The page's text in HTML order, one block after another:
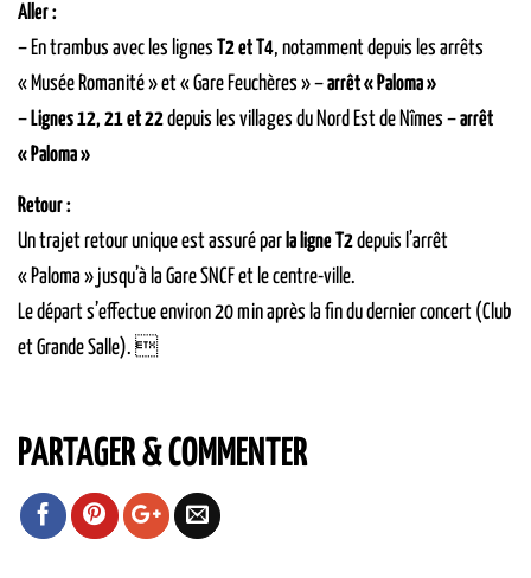
Aller :
– En trambus avec les lignes T2 et T4, notamment depuis les arrêts
« Musée Romanité » et « Gare Feuchères » –arrêt « Paloma »
– Lignes 12, 21 et 22depuis les villages du Nord Est de Nîmes –arrêt
« Paloma »
Retour :
Un trajet retour unique est assuré par la ligne T2depuis l’arrêt
« Paloma » jusqu’à la Gare SNCF et le centre-ville.
Le départ s’effectue environ 20 min après la fin du dernier concert (Club
et Grande Salle). 
PARTAGER & COMMENTER